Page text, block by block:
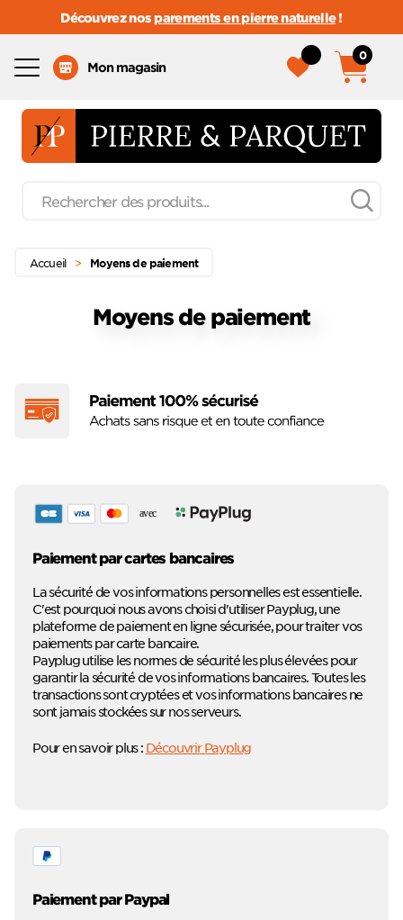
Découvrez nosparements en pierre naturelle!
Mon magasin
0
contenu
Menu
Accueil > Moyens de paiement
Moyens de paiement
Paiement par cartes bancaires
La sécurité de vos informations personnelles est essentielle.
C'est pourquoi nous avons choisi d'utiliser Payplug, une
plateforme de paiement en ligne sécurisée, pour traiter vos
paiements par carte bancaire.
Payplug utilise les normes de sécurité les plus élevées pour
garantir la sécurité de vos informations bancaires. Toutes les
transactions sont cryptées et vos informations bancaires ne
sont jamais stockées sur nos serveurs.
Pour en savoir plus : Découvrir Payplug
Paiement par Paypal